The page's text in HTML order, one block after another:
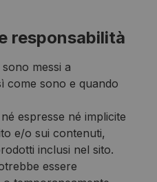
responsabilità
sono messi a
come sono e quando
espresse né implicite
e/o sui contenuti,
inclusi nel sito.
essere